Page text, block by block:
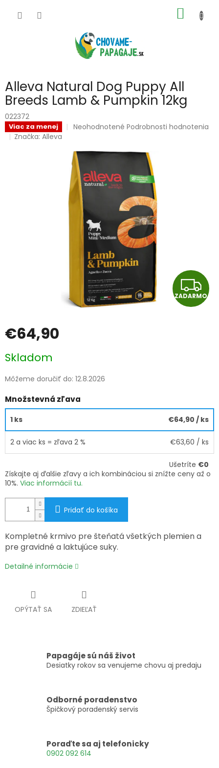
KOŠÍK
Alleva Natural Dog Puppy All
Breeds Lamb & Pumpkin 12kg
022372
Viac za menej
Priemerné
je
0,0
5
hviezdičiek.
Neohodnotené Podrobnosti hodnotenia
Značka:Alleva
Z
A
O
ZADARMO
€64,90
cena:
Skladom
Môžeme doručiť do: 12.8.2026
Množstevná zľava
1 ks €64,90 / ks
2 a viac ks = zľava 2 % €63,60 / ks
Ušetríte €0
Získajte aj ďalšie zľavy a ich kombináciou si znížte ceny až o
10%. Viac informácií tu.
Pridať do košíka
Kompletné krmivo pre šteňatá všetkých plemien a
pre gravidné a laktujúce suky.
Detailné informácie
OPÝTAŤ SA ZDIEĽAŤ
Papagáje sú náš život
Desiatky rokov sa venujeme chovu aj predaju
Odborné poradenstvo
Špičkový poradenský servis
Poraďte sa aj telefonicky
0902 092 614